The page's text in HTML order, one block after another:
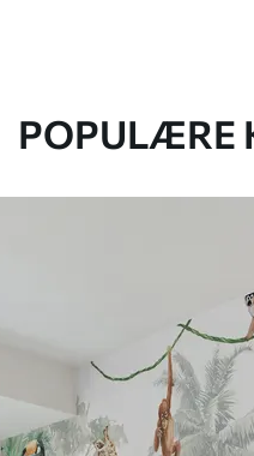
POPULÆRE